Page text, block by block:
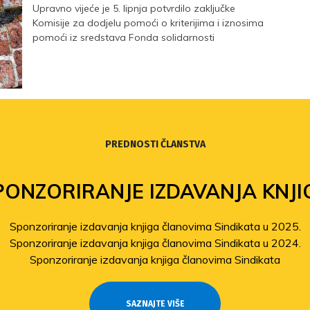
Upravno vijeće je 5. lipnja potvrdilo zaključke
Komisije za dodjelu pomoći o kriterijima i iznosima
pomoći iz sredstava Fonda solidarnosti
PREDNOSTI ČLANSTVA
IZDAVANJA
Sponzoriranje izdavanja knjiga članovima Sindikata u 2025.
Sponzoriranje izdavanja knjiga članovima Sindikata u 2024.
Sponzoriranje izdavanja knjiga članovima Sindikata
SAZNAJTE VIŠE